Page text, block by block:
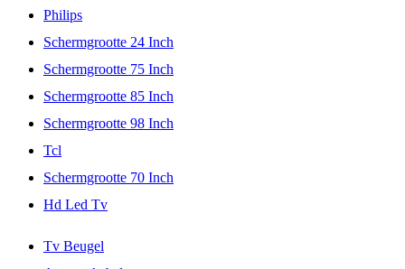
Philips
Schermgrootte 24 Inch
Schermgrootte 75 Inch
Schermgrootte 85 Inch
Schermgrootte 98 Inch
Tcl
Schermgrootte 70 Inch
Hd Led Tv
Tv Beugel